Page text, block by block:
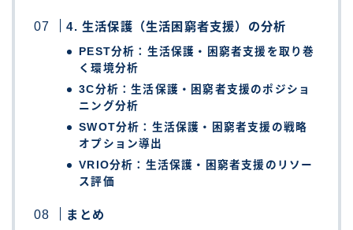
4. 生活保護（生活困窮者支援）の分析
PEST分析：生活保護・困窮者支援を取り巻
く環境分析
3C分析：生活保護・困窮者支援のポジショ
ニング分析
SWOT分析：生活保護・困窮者支援の戦略
オプション導出
VRIO分析：生活保護・困窮者支援のリソー
ス評価
まとめ